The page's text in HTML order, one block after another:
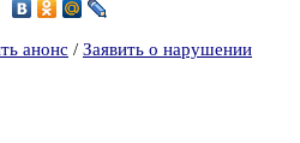
анонс / Заявить о нарушении